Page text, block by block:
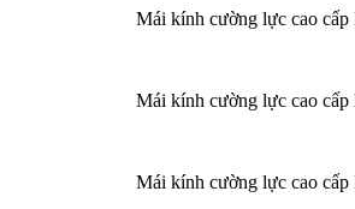
Mái kính cường lực cao
Mái kính cường lực cao
Mái kính cường lực cao